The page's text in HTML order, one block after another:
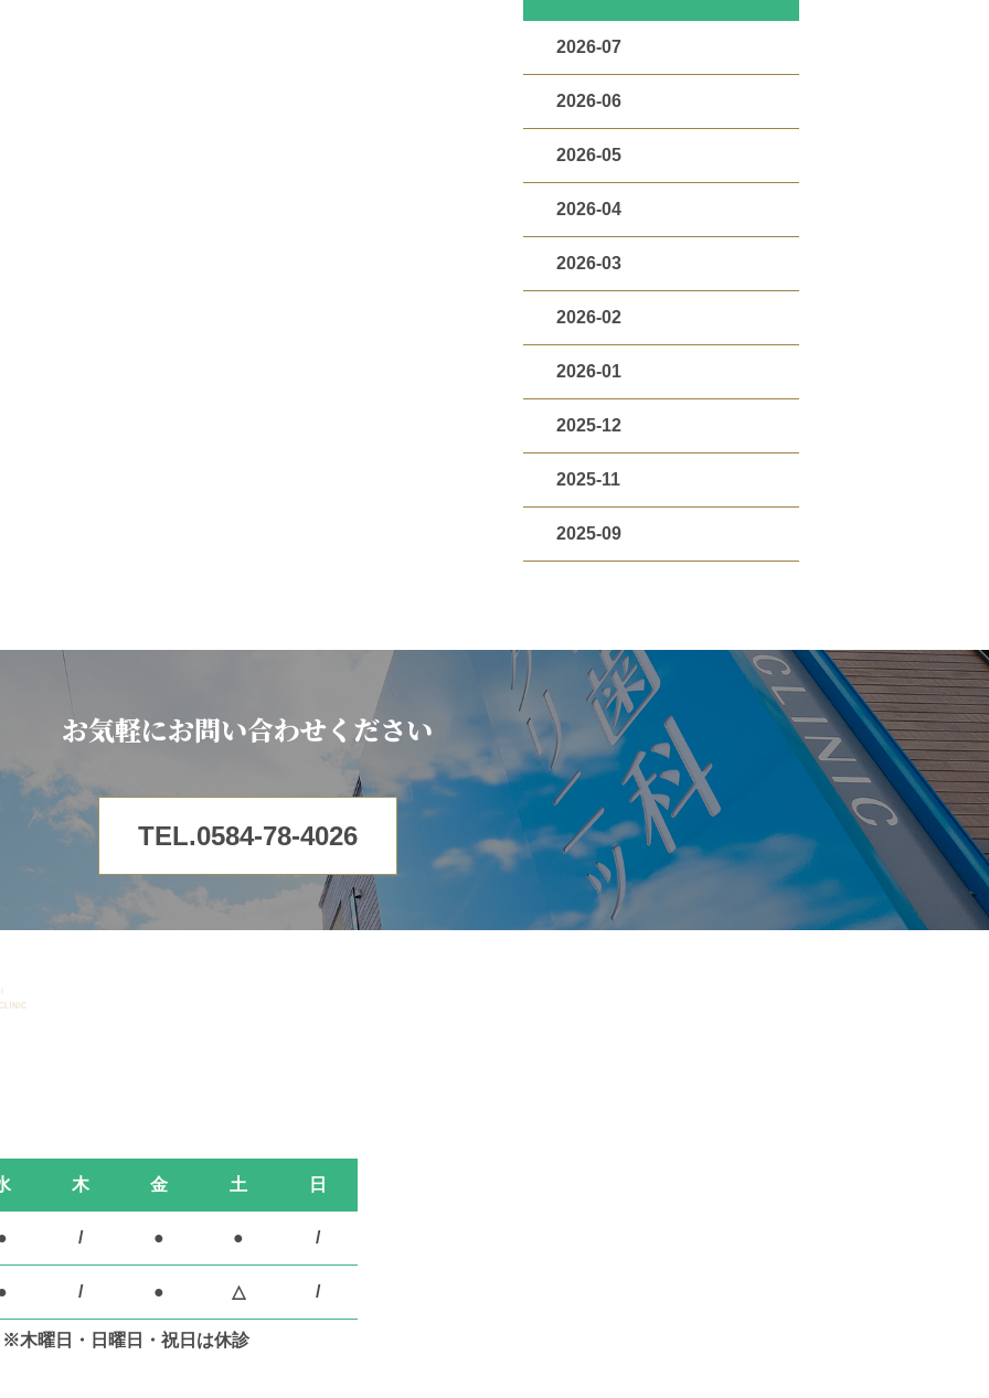
2026-07
2026-06
2026-05
2026-04
2026-03
2026-02
2026-01
2025-12
2025-11
2025-09
お気軽にお問い合わせください
TEL.0584-78-4026
木 金 土 日
/ ● ● /
/ ● △ /
木曜日・日曜日・祝日は休診